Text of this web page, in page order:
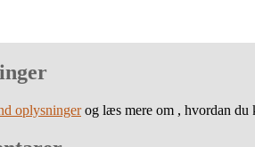
oplysningerog læs mere om , hvordan du